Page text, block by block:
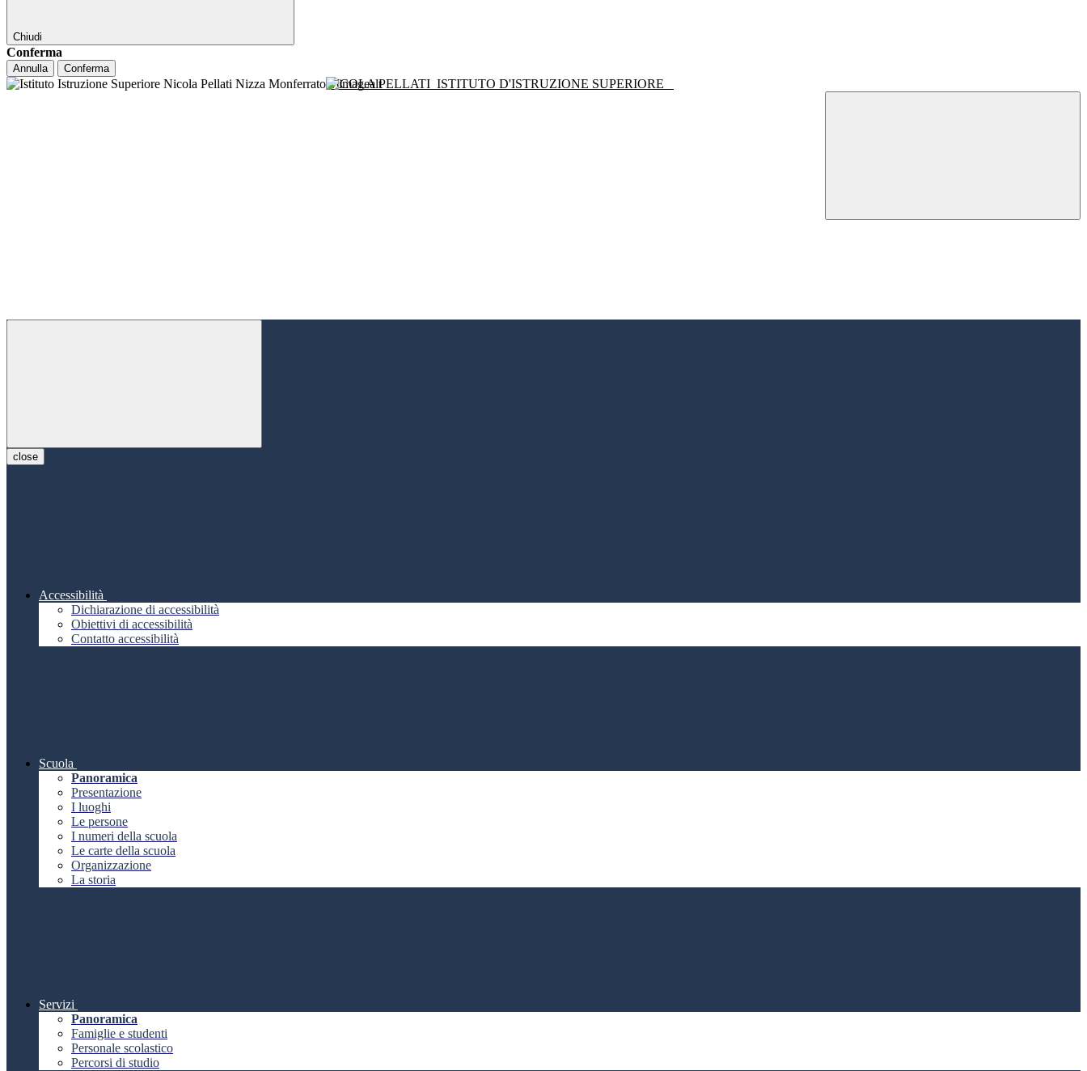
Chiudi
Conferma
Annulla Conferma
NICOLA PELLATI ISTITUTO D'ISTRUZIONE SUPERIORE
close
Accessibilità
Dichiarazione di accessibilità
Obiettivi di accessibilità
Contatto accessibilità
Scuola
Panoramica
Presentazione
I luoghi
Le persone
I numeri della scuola
Le carte della scuola
Organizzazione
La storia
Servizi
Panoramica
Famiglie e studenti
Personale scolastico
Percorsi di studio